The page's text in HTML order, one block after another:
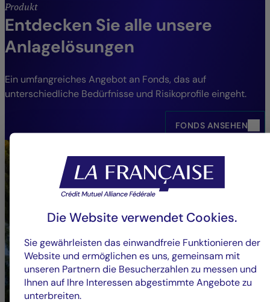
Produkt
Entdecken Sie alle unsere
Anlagelösungen
Ein umfangreiches Angebot an Fonds, das auf
unterschiedliche Bedürfnisse und Risikoprofile eingeht.
FONDS ANSEHEN
Die Website verwendet Cookies.
Sie gewährleisten das einwandfreie Funktionieren der
Website und ermöglichen es uns, gemeinsam mit
unseren Partnern die Besucherzahlen zu messen und
Ihnen auf Ihre Interessen abgestimmte Angebote zu
unterbreiten.